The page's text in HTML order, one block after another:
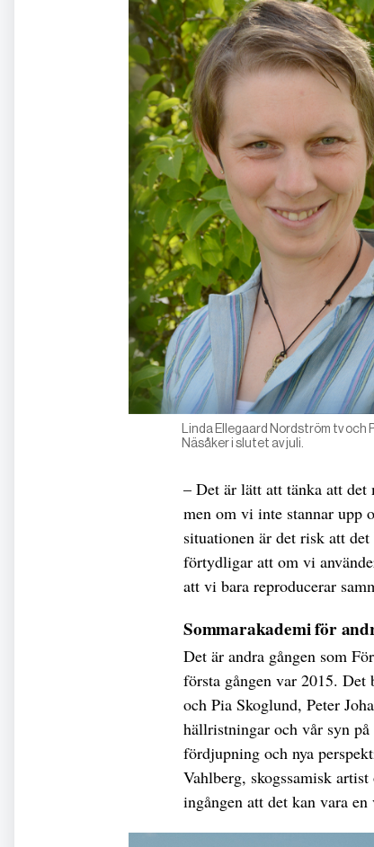
Linda Ellegaard Nordström tv
Näsåker i slutet av juli.
– Det är lätt att tänka att det
men om vi inte stannar upp
situationen är det risk att
förtydligar att om vi
att vi bara reproducerar
Sommarakademi för
Det är andra gången som
första gången var 2015.
och Pia Skoglund, Peter
hällristningar och vår syn
fördjupning och nya
Vahlberg, skogssamisk
ingången att det kan vara